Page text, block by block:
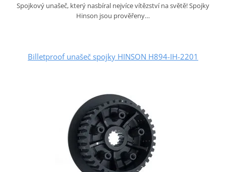
Spojkový unašeč, který nasbíral nejvíce vítězství na světě! Spojky
Hinson jsou prověřeny…
Billetproof unašeč spojky HINSON H894-IH-2201